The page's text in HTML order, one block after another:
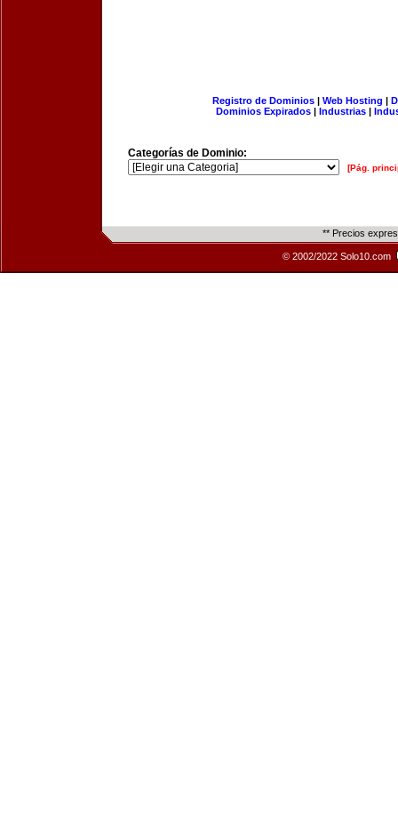
Registro de Dominios| Web Hosting |
Dominios Expirados | Industrias |
Categorías de Dominio:
[Pág.
** Precios
© 2002/2022 Solo10.com